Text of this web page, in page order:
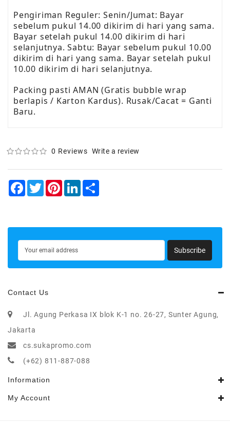
Pengiriman Reguler: Senin/Jumat: Bayar
sebelum pukul 14.00 dikirim di hari yang sama.
Bayar setelah pukul 14.00 dikirim di hari
selanjutnya. Sabtu: Bayar sebelum pukul 10.00
dikirim di hari yang sama. Bayar setelah pukul
10.00 dikirim di hari selanjutnya.
Packing pasti AMAN (Gratis bubble wrap
berlapis / Karton Kardus). Rusak/Cacat = Ganti
Baru.
0 Reviews Write a review
Facebook
TwitterPinterestLinkedIn
Subscribe
Contact Us
Jl. Agung Perkasa IX blok K-1 no. 26-27, Sunter Agung,
Jakarta
cs.sukapromo.com
(+62) 811-887-088
Information
My Account